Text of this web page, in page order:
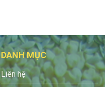
DANH MỤC
Liên hệ